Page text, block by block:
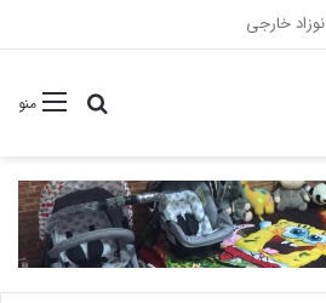
منوجستجو